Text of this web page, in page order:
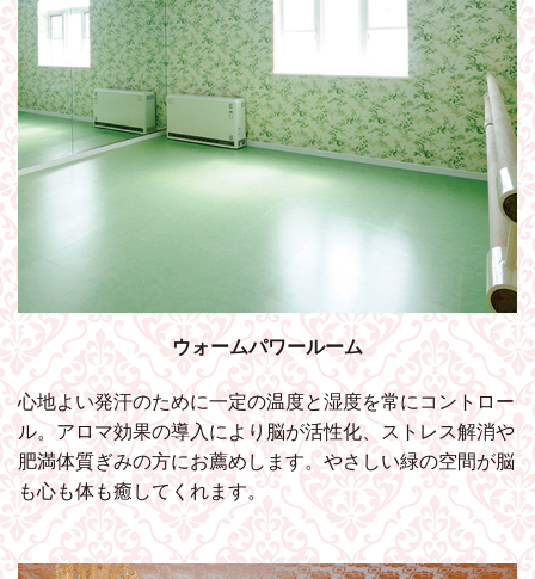
ウォームパワールーム
心地よい発汗のために一定の温度と湿度を常にコントロー
ル。アロマ効果の導入により脳が活性化、ストレス解消や
肥満体質ぎみの方にお薦めします。やさしい緑の空間が脳
も心も体も癒してくれます。